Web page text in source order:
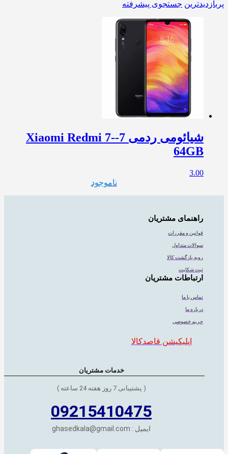
پربازدیدترین جستجوی پیشرفته
شیائومی ردمی 7-Xiaomi Redmi 7-
64GB
3.00
ناموجود
راهنمای مشتریان
قوانین و مقررات
سوالات متداول
رویه بازگشت کالا
ثبت شکایت
ارتباطات مشتریان
تماس با ما
درباره ما
حریم خصوصی
اپلیکیشن قاصدکالا
خدمات مشتریان
( پشتیبانی 7 روز هفته 24 ساعته )
09215410475
ایمیل : ghasedkala@gmail.com